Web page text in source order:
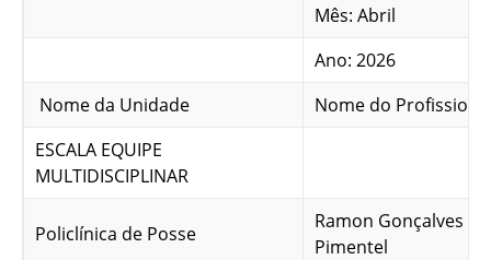
Mês: Abril
Ano: 2026
Nome da Unidade
Nome do
ESCALA EQUIPE
MULTIDISCIPLINAR
Policlínica de Posse
Ramon Gonçalves
Pimentel